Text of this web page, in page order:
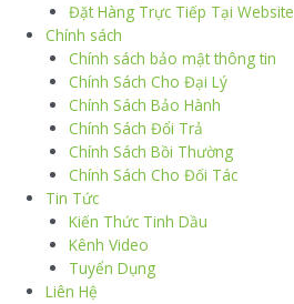
Đặt Hàng Trực Tiếp Tại Website
Chính sách
Chính sách bảo mật thông tin
Chính Sách Cho Đại Lý
Chính Sách Bảo Hành
Chính Sách Đổi Trả
Chính Sách Bồi Thường
Chính Sách Cho Đối Tác
Tin Tức
Kiến Thức Tinh Dầu
Kênh Video
Tuyển Dụng
Liên Hệ